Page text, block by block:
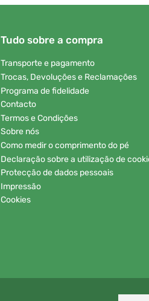
Tudo sobre a compra
Transporte e pagamento
Trocas, Devoluções e Reclamações
Programa de fidelidade
Contacto
Termos e Condições
Sobre nós
Como medir o comprimento do pé
Declaração sobre a utilização de
Protecção de dados pessoais
Impressão
Cookies